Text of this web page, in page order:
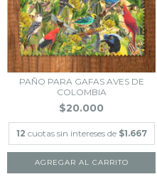
PAÑO PARA GAFAS AVES DE
COLOMBIA
$20.000
12 cuotas sin intereses de $1.667